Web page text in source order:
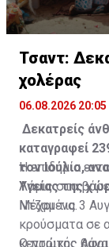
Τσαντ:
χολέρας
06.08.2026 20:05
Δεκατρείς
καταγραφεί
τον Ιούλιο,
Υγείας της
Η επιδημία
Λάμις στα
Ντζαμένα.
Μέχρι τις 3
κρούσματα σε
κεντρικής
Ο πρώτος